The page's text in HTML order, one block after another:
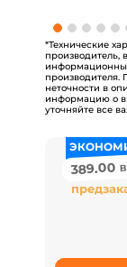
*Технические
производитель,
производителя.
неточности в
информацию о
уточняйте все
389.00